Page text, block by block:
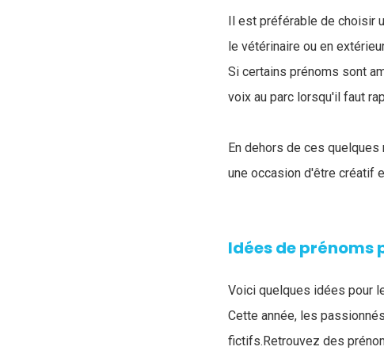
Il est préférable de choisir
le vétérinaire ou en
Si certains prénoms sont
voix au parc lorsqu'il faut
En dehors de ces
une occasion d'être créatif
Idées de prénoms
Voici quelques idées pour
Cette année, les
fictifs.Retrouvez des